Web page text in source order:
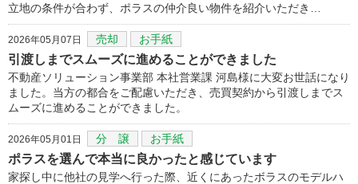
立地の条件が合わず、ポラスの仲介良い物件を紹介いただき…
2026年05月07日 売却 お手紙
引渡しまでスムーズに進めることができました
不動産ソリューション事業部 本社営業課 河島様に大変お世話になり
ました。当方の都合をご配慮いただき、売買契約から引渡しまでス
ムーズに進めることができました。
2026年05月01日 分 譲 お手紙
ポラスを選んで本当に良かったと感じています
家探し中に他社の見学へ行った際、近くにあったボラスのモデルハ